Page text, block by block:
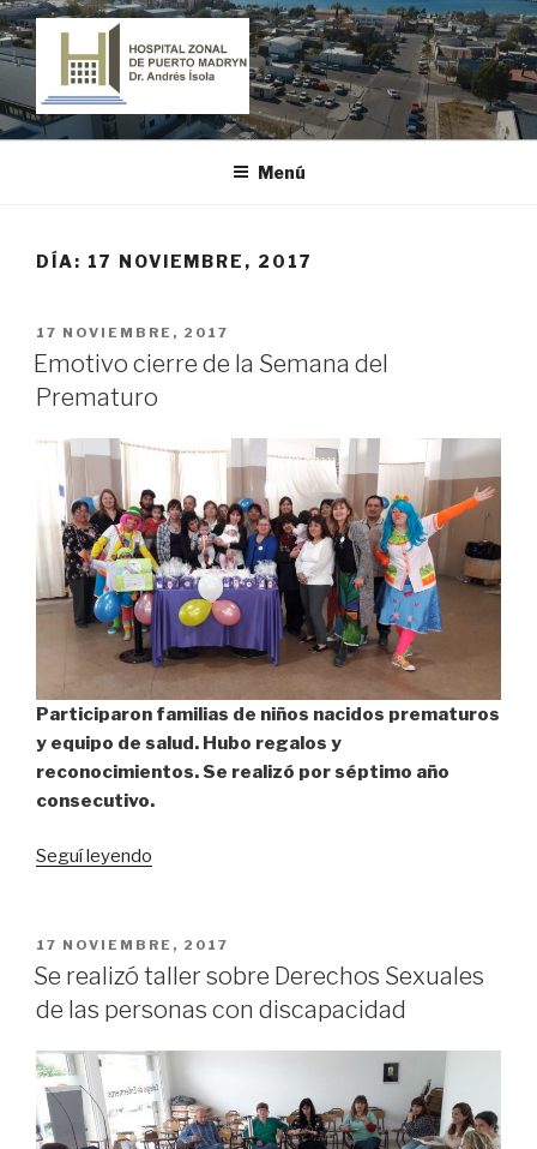
Ir
al
contenido
HOSPITAL ZONAL DE PUERTO
"Dr. Andrés Ísola"
Menú
DÍA: 17 NOVIEMBRE, 2017
PUBLICADO
EL
17 NOVIEMBRE, 2017
Emotivo cierre de la Semana del
Prematuro
Participaron familias de niños nacidos prematuros
y equipo de salud. Hubo regalos y
reconocimientos. Se realizó por séptimo año
consecutivo.
Seguí leyendo
la
Semana
PUBLICADO
EL
17 NOVIEMBRE, 2017
Se realizó taller sobre Derechos Sexuales
de las personas con discapacidad